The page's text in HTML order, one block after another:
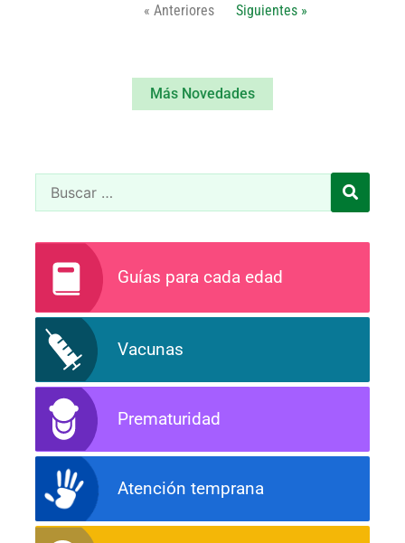
« Anteriores Siguientes »
Más Novedades
Guías para cada edad
Vacunas
Prematuridad
Atención temprana